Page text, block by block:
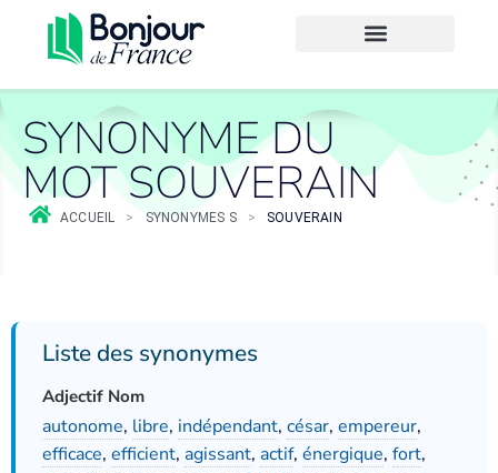
SYNONYME DU
MOT SOUVERAIN
ACCUEIL > SYNONYMES S > SOUVERAIN
Liste des synonymes
Adjectif Nom
autonome, libre, indépendant, césar, empereur,
efficace, efficient, agissant, actif, énergique, fort,